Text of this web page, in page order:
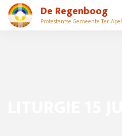
De Regenboog
Protestantse Gemeente Ter Apel